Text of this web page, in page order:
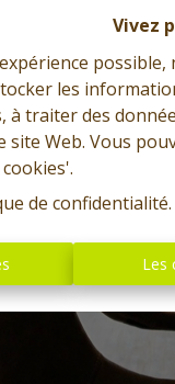
Vivez
les
à traiter des
site Web. Vous
de confidentialité.
Les